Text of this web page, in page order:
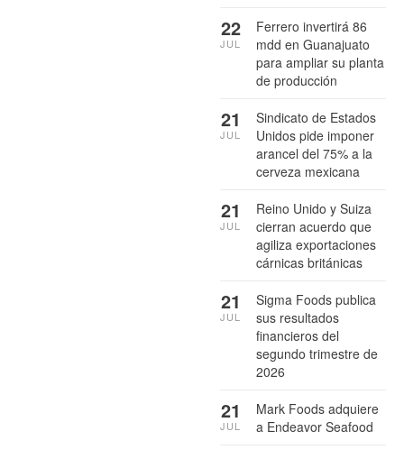
Ferrero invertirá 86
mdd en Guanajuato
para ampliar su planta
de producción
22
JUL
Sindicato de Estados
Unidos pide imponer
arancel del 75% a la
cerveza mexicana
21
JUL
Reino Unido y Suiza
cierran acuerdo que
agiliza exportaciones
cárnicas británicas
21
JUL
Sigma Foods publica
sus resultados
financieros del
segundo trimestre de
2026
21
JUL
Mark Foods adquiere
a Endeavor Seafood
21
JUL